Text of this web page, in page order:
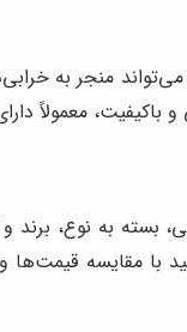
منجر به
باکیفیت، معمولاً
به نوع، برند
مقایسه قیمت‌ها